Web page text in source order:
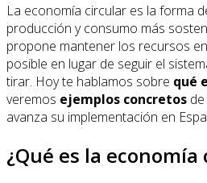
La economía circular es la forma
producción y consumo más
propone mantener los recursos
posible en lugar de seguir el
tirar. Hoy te hablamos sobre qué
veremos ejemplos concretos
avanza su implementación en
¿Qué es la economía